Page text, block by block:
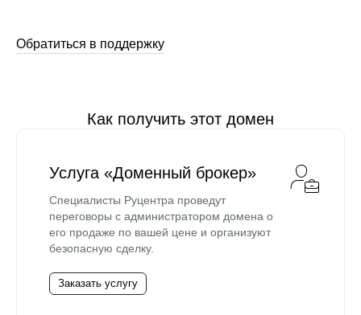
Обратиться в поддержку
Как получить этот домен
Услуга «Доменный брокер»
Специалисты Руцентра проведут
переговоры с администратором домена о
его продаже по вашей цене и организуют
безопасную сделку.
Заказать услугу